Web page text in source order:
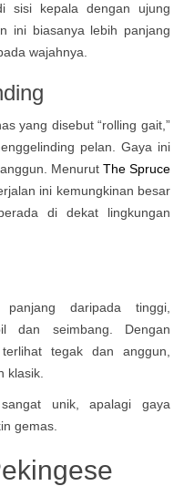
sisi kepala dengan ujung
ini biasanya lebih panjang
wajahnya.
yang disebut “rolling gait,”
pelan. Gaya ini
Menurut The Spruce
ini kemungkinan besar
di dekat lingkungan
daripada tinggi,
dan seimbang. Dengan
tegak dan anggun,
klasik.